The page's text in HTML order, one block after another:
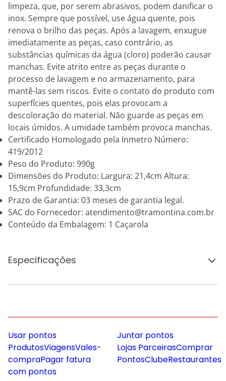
limpeza, que, por serem abrasivos, podem danificar o
inox. Sempre que possível, use água quente, pois
renova o brilho das peças. Após a lavagem, enxugue
imediatamente as peças, caso contrário, as
substâncias químicas da água (cloro) poderão causar
manchas. Evite atrito entre as peças durante o
processo de lavagem e no armazenamento, para
mantê-las sem riscos. Evite o contato do produto com
superfícies quentes, pois elas provocam a
descoloração do material. Não guarde as peças em
locais úmidos. A umidade também provoca manchas.
Certificado Homologado pela Inmetro Número:
419/2012
Peso do Produto: 990g
Dimensões do Produto: Largura: 21,4cm Altura:
15,9cm Profundidade: 33,3cm
Prazo de Garantia: 03 meses de garantia legal.
SAC do Fornecedor: atendimento@tramontina.com.br
Conteúdo da Embalagem: 1 Caçarola
Especificações
Usar pontos
ProdutosViagensVales-
compraPagar fatura
com pontos
Juntar pontos
Lojas ParceirasComprar
PontosClubeRestaurantes